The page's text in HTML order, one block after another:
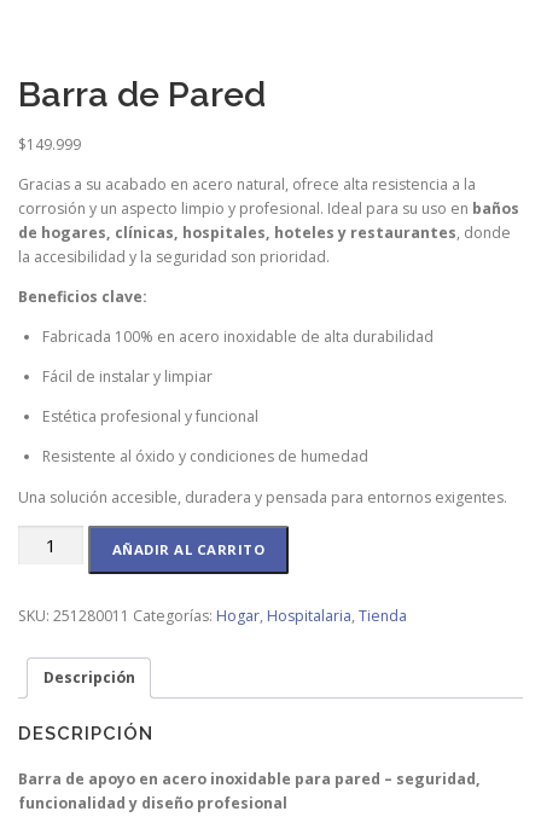
Barra de Pared
$149.999
Gracias a su acabado en acero natural, ofrece alta resistencia a la
corrosión y un aspecto limpio y profesional. Ideal para su uso en baños
de hogares, clínicas, hospitales, hoteles y restaurantes, donde
la accesibilidad y la seguridad son prioridad.
Beneficios clave:
Fabricada 100% en acero inoxidable de alta durabilidad
Fácil de instalar y limpiar
Estética profesional y funcional
Resistente al óxido y condiciones de humedad
Una solución accesible, duradera y pensada para entornos exigentes.
Barra
cantidad
AÑADIR AL CARRITO
SKU: 251280011 Categorías: Hogar, Hospitalaria, Tienda
Descripción
DESCRIPCIÓN
Barra de apoyo en acero inoxidable para pared – seguridad,
funcionalidad y diseño profesional